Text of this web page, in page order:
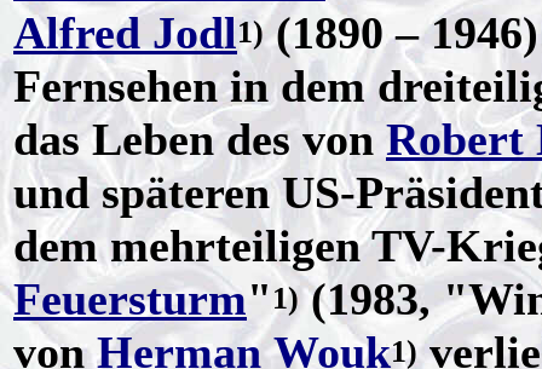
Alfred Jodl1)(1890 –
Fernsehen in dem
das Leben des von Robert
und späteren US-
dem mehrteiligen TV-
Feuersturm" 1)(1983,
vonHerman Wouk1)